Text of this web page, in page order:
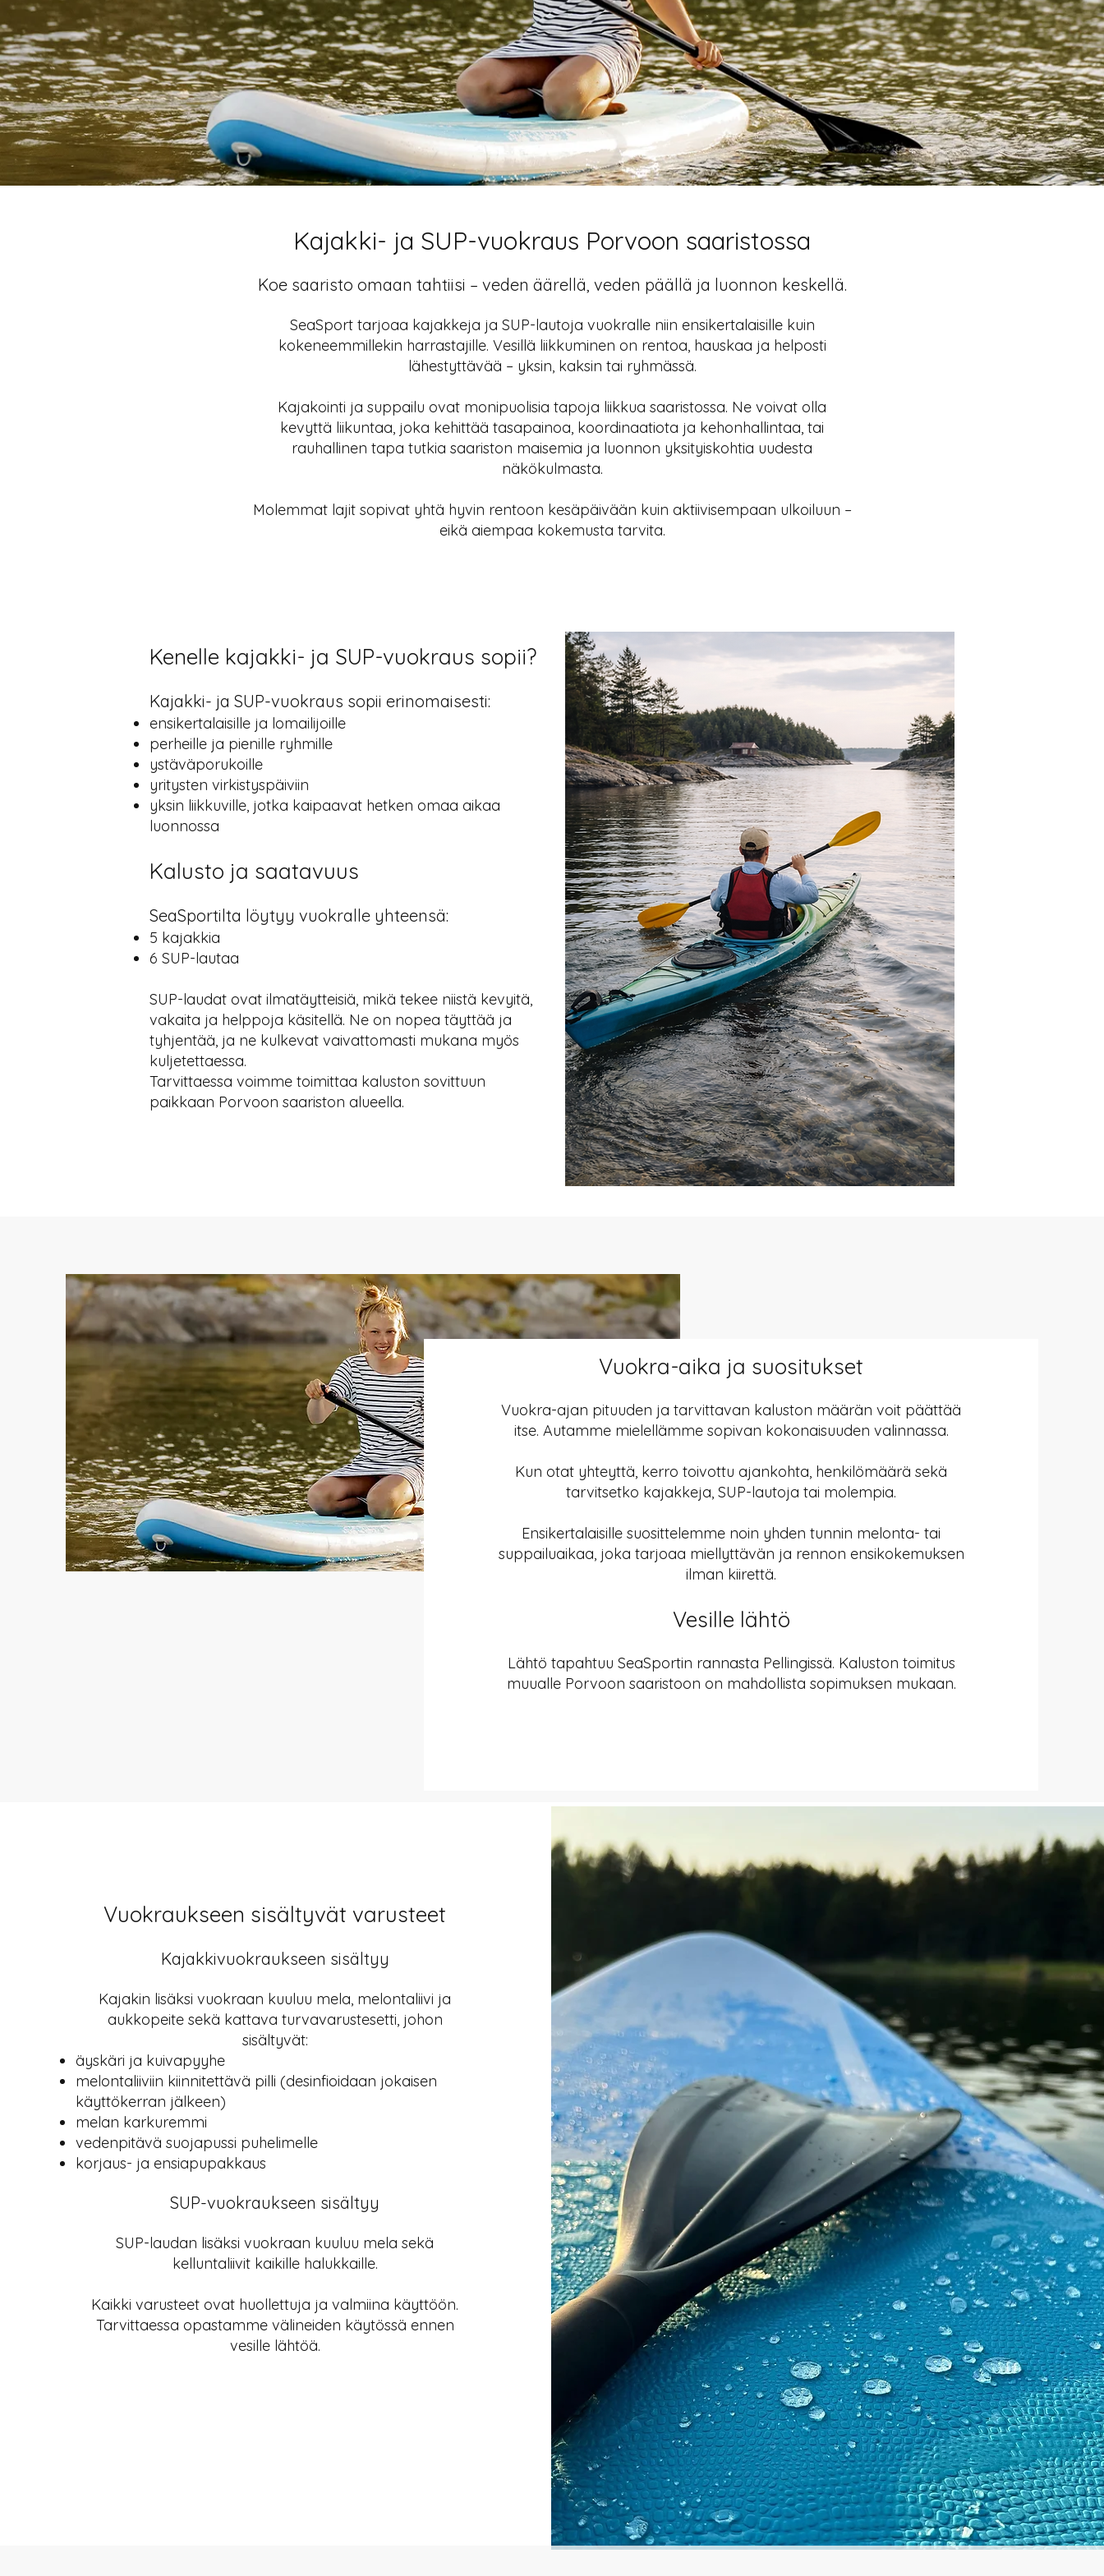
Kajakki- ja SUP-vuokraus Porvoon saaristossa
Koe saaristo omaan tahtiisi – veden äärellä, veden päällä ja luonnon keskellä.
SeaSport tarjoaa kajakkeja ja SUP-lautoja vuokralle niin ensikertalaisille kuin
kokeneemmillekin harrastajille. Vesillä liikkuminen on rentoa, hauskaa ja helposti
lähestyttävää – yksin, kaksin tai ryhmässä.
Kajakointi ja suppailu ovat monipuolisia tapoja liikkua saaristossa. Ne voivat olla
kevyttä liikuntaa, joka kehittää tasapainoa, koordinaatiota ja kehonhallintaa, tai
rauhallinen tapa tutkia saariston maisemia ja luonnon yksityiskohtia uudesta
näkökulmasta.
Molemmat lajit sopivat yhtä hyvin rentoon kesäpäivään kuin aktiivisempaan ulkoiluun –
eikä aiempaa kokemusta tarvita.
Kenelle kajakki- ja SUP-vuokraus sopii?
Kajakki- ja SUP-vuokraus sopii erinomaisesti:
ensikertalaisille ja lomailijoille
perheille ja pienille ryhmille
ystäväporukoille
yritysten virkistyspäiviin
yksin liikkuville, jotka kaipaavat hetken omaa aikaa
luonnossa
Kalusto ja saatavuus
SeaSportilta löytyy vuokralle yhteensä:​
5 kajakkia
6 SUP-lautaa
SUP-laudat ovat ilmatäytteisiä, mikä tekee niistä kevyitä,
vakaita ja helppoja käsitellä. Ne on nopea täyttää ja
tyhjentää, ja ne kulkevat vaivattomasti mukana myös
kuljetettaessa.
Tarvittaessa voimme toimittaa kaluston sovittuun
paikkaan Porvoon saariston alueella.
Vuokra-aika ja suositukset
Vuokra-ajan pituuden ja tarvittavan kaluston määrän voit päättää
itse. Autamme mielellämme sopivan kokonaisuuden valinnassa.
Kun otat yhteyttä, kerro toivottu ajankohta, henkilömäärä sekä
tarvitsetko kajakkeja, SUP-lautoja tai molempia.
Ensikertalaisille suosittelemme noin yhden tunnin melonta- tai
suppailuaikaa, joka tarjoaa miellyttävän ja rennon ensikokemuksen
ilman kiirettä.
Vesille lähtö
Lähtö tapahtuu SeaSportin rannasta Pellingissä. Kaluston toimitus
muualle Porvoon saaristoon on mahdollista sopimuksen mukaan.
Vuokraukseen sisältyvät varusteet
Kajakkivuokraukseen sisältyy
Kajakin lisäksi vuokraan kuuluu mela, melontaliivi ja
aukkopeite sekä kattava turvavarustesetti, johon
sisältyvät:
äyskäri ja kuivapyyhe
melontaliiviin kiinnitettävä pilli (desinfioidaan jokaisen
käyttökerran jälkeen)
melan karkuremmi
vedenpitävä suojapussi puhelimelle
korjaus- ja ensiapupakkaus
SUP-vuokraukseen sisältyy​
SUP-laudan lisäksi vuokraan kuuluu mela sekä
kelluntaliivit kaikille halukkaille.
Kaikki varusteet ovat huollettuja ja valmiina käyttöön.
Tarvittaessa opastamme välineiden käytössä ennen
vesille lähtöä.